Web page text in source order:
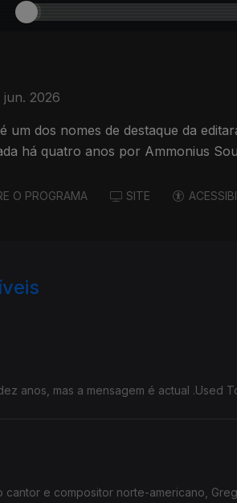
jun. 2026
um dos nomes de destaque da
há quatro anos por Ammonius
O PROGRAMA SITE
cantor e compositor norte-americano,